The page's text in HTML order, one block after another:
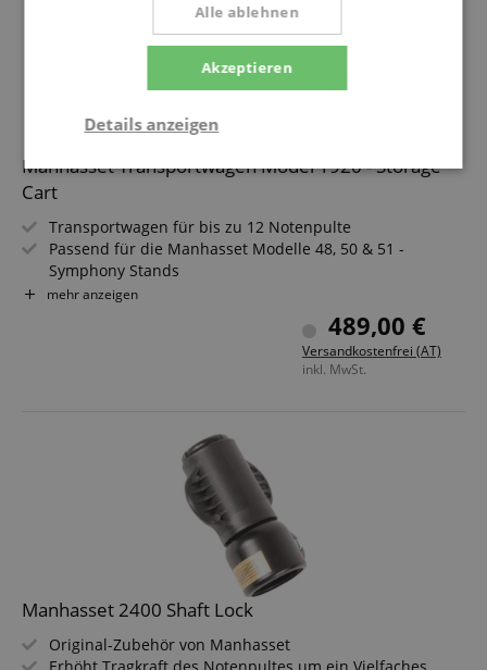
Manhasset Transportwagen Model 1920 - Storage
Cart
Transportwagen für bis zu 12 Notenpulte
Passend für die Manhasset Modelle 48, 50 & 51 -
Symphony Stands
Schonende & platzsparende Zwischenlagerung
Leichtes Handling dank der integrierten Rollenfüße
mehr anzeigen
489,00 €
Versandkostenfrei (AT)
inkl. MwSt.
Manhasset 2400 Shaft Lock
Original-Zubehör von Manhasset
Akzeptieren
Alle ablehnen
Details anzeigen
Statistik Marketing Funktional
Funktional
Statistik-Cookies werden verwendet, um zu sehen,
Domain
Laufzeit
zoovu-
vid-
91347
www.kirstein.at
Stunde
59
the state of